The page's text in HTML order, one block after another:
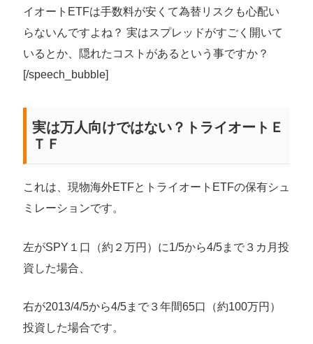
イオートETFは手数料が安くて為替リスクも心配い
らないんですよね？ 実はスプレッドがすごく開いて
いるとか、隠れたコストがあるという事ですか？
[/speech_bubble]
実は万人向けではない？トライオートＥ
ＴＦ
これは、現物海外ETFとトライオートETFの保有シュ
ミレーションです。
左がSPY１口（約２万円）に1/5から4/5まで３カ月投
資した場合、
右が2013/4/5から4/5まで３年間65口（約100万円）
投資した場合です。